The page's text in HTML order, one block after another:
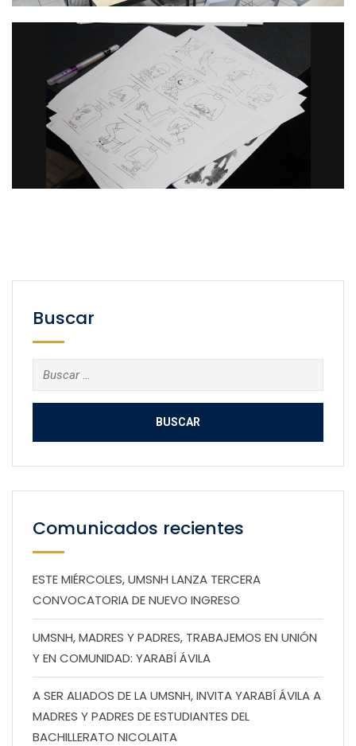
Buscar
Buscar:
Comunicados recientes
ESTE MIÉRCOLES, UMSNH LANZA TERCERA
CONVOCATORIA DE NUEVO INGRESO
UMSNH, MADRES Y PADRES, TRABAJEMOS EN UNIÓN
Y EN COMUNIDAD: YARABÍ ÁVILA
A SER ALIADOS DE LA UMSNH, INVITA YARABÍ ÁVILA A
MADRES Y PADRES DE ESTUDIANTES DEL
BACHILLERATO NICOLAITA